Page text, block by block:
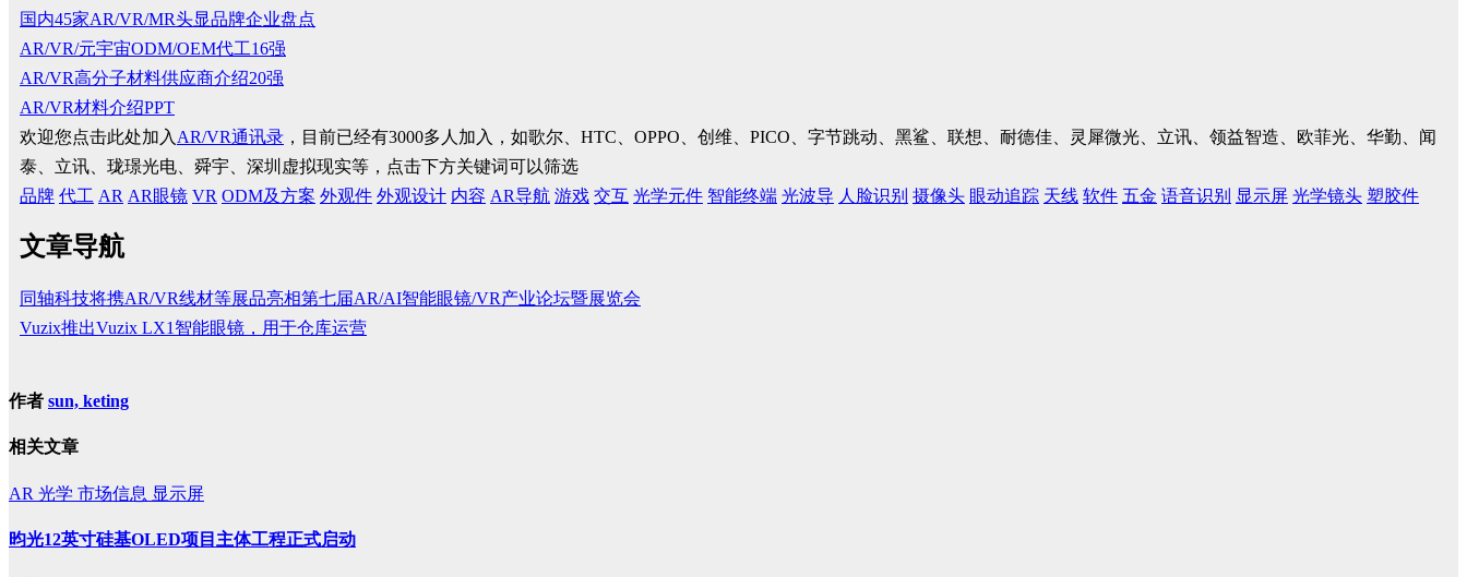
国内45家AR/VR/MR头显品牌企业盘点
AR/VR/元宇宙ODM/OEM代工16强
AR/VR高分子材料供应商介绍20强
AR/VR材料介绍PPT
欢迎您点击此处加入 AR/VR通讯录 ，目前已经有3000多人加入，如歌尔、HTC、OPPO、创维、PICO、字节跳动、黑鲨、联想、耐德佳、灵犀微光、立讯、领益智造、欧菲光、华勤、闻
泰、立讯、珑璟光电、舜宇、深圳虚拟现实等，点击下方关键词可以筛选
品牌 代工 AR AR眼镜 VR ODM及方案 外观件 外观设计 内容 AR导航 游戏 交互 光学元件 智能终端 光波导 人脸识别 摄像头 眼动追踪 天线 软件 五金 语音识别 显示屏 光学镜头 塑胶件
文章导航
同轴科技将携AR/VR线材等展品亮相第七届AR/AI智能眼镜/VR产业论坛暨展览会
Vuzix推出Vuzix LX1智能眼镜，用于仓库运营
作者 sun, keting
相关文章
AR 光学 市场信息 显示屏
昀光12英寸硅基OLED项目主体工程正式启动